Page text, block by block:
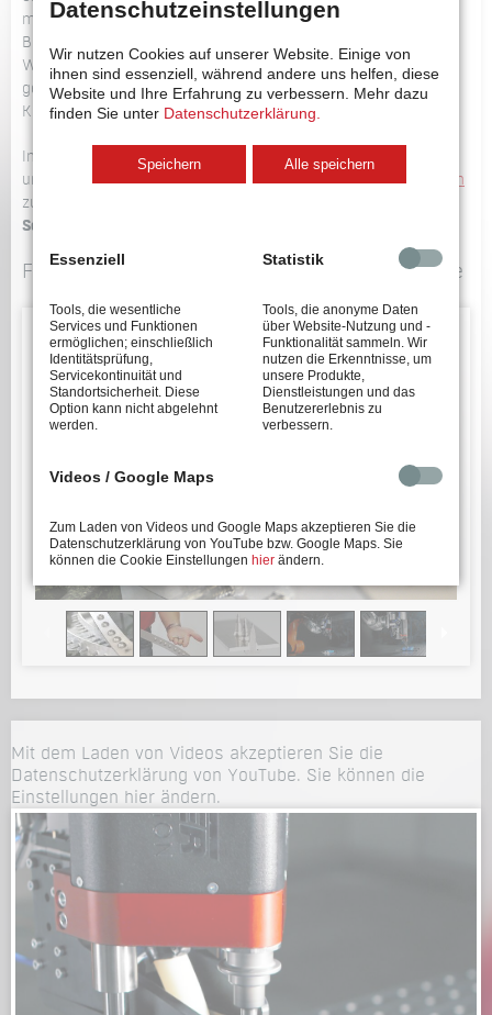
möglich zu halten und dadurch das Schieben zu minimieren.
Bei Einsatz unseres Schraubsystems mit
Winkelversatzausgleich können Roboter mit einer deutlich
geringeren Traglast eingesetzt werden. Dies reduziert die
Kosten für die Anlage erheblich.
In unserem Konfigurator
finden Sie technische Informationen
und CAD-Zeichnungen. Gerne beraten wir Sie auch
persönlich
zum Einsatz des
Schrauben
Fließlochformendes Verschrauben - Bildergalerie
Mit dem Laden von Videos akzeptieren Sie die
Datenschutzerklärung von YouTube. Sie können die
Einstellungen hier ändern.
Datenschutzeinstellungen
Wir nutzen Cookies auf unserer Website. Einige von
ihnen sind essenziell, während andere uns helfen, diese
Website und Ihre Erfahrung zu verbessern. Mehr dazu
finden Sie unter Datenschutzerklärung.
Speichern Alle speichern
Essenziell
Tools, die wesentliche
Services und Funktionen
ermöglichen; einschließlich
Identitätsprüfung,
Servicekontinuität und
Standortsicherheit. Diese
Option kann nicht abgelehnt
werden.
Statistik
Tools, die anonyme Daten
über Website-Nutzung und -
Funktionalität sammeln. Wir
nutzen die Erkenntnisse, um
unsere Produkte,
Dienstleistungen und das
Benutzererlebnis zu
verbessern.
Videos / Google Maps
Zum Laden von Videos und Google Maps akzeptieren Sie die
Datenschutzerklärung von YouTube bzw. Google Maps. Sie
können die Cookie Einstellungen hier ändern.